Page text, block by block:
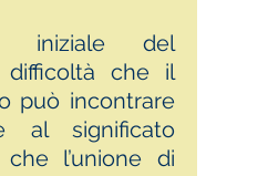
iniziale del
difficoltà che il
può incontrare
al significato
l’unione di